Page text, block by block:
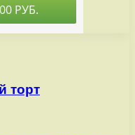
торт